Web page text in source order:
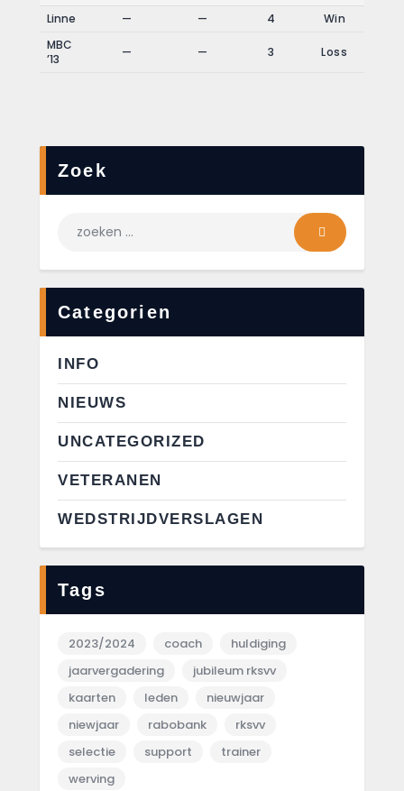
Linne
— — 4
Win
MBC
’13
— — 3 Loss
Zoek
Categorien
INFO
NIEUWS
UNCATEGORIZED
VETERANEN
WEDSTRIJDVERSLAGEN
Tags
2023/2024 coach
huldiging
jaarvergadering
jubileum rksvv
kaarten
leden
nieuwjaar
niewjaar
rabobank
rksvv
selectie
support
trainer
werving